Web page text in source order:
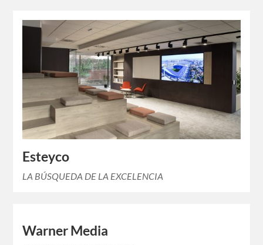
Esteyco
LA BÚSQUEDA DE LA EXCELENCIA
Warner Media